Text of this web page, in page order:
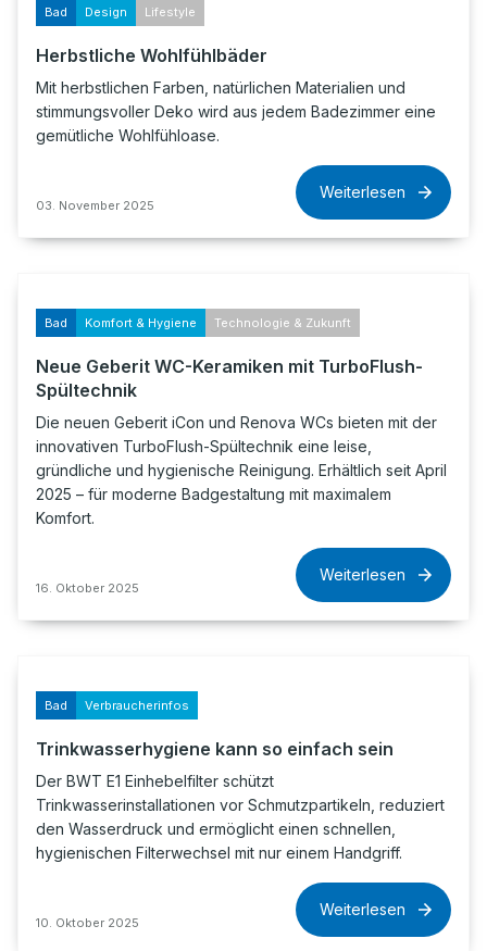
Bad Design Lifestyle
Herbstliche Wohlfühlbäder
Mit herbstlichen Farben, natürlichen Materialien und
stimmungsvoller Deko wird aus jedem Badezimmer eine
gemütliche Wohlfühloase.
03. November 2025
Weiterlesen
Bad Komfort & Hygiene Technologie & Zukunft
Neue Geberit WC-Keramiken mit TurboFlush-
Spültechnik
Die neuen Geberit iCon und Renova WCs bieten mit der
innovativen TurboFlush-Spültechnik eine leise,
gründliche und hygienische Reinigung. Erhältlich seit April
2025 – für moderne Badgestaltung mit maximalem
Komfort.
16. Oktober 2025
Weiterlesen
Bad Verbraucherinfos
Trinkwasserhygiene kann so einfach sein
Der BWT E1 Einhebelfilter schützt
Trinkwasserinstallationen vor Schmutzpartikeln, reduziert
den Wasserdruck und ermöglicht einen schnellen,
hygienischen Filterwechsel mit nur einem Handgriff.
10. Oktober 2025
Weiterlesen